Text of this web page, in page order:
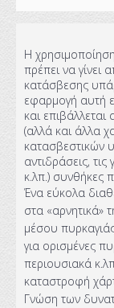
Η
πρέπει να γίνει
κατάσβεσης
εφαρμογή αυτή
και
(αλλά και άλλα
κατασβεστικών
αντιδράσεις, τις
κ.λπ.) συνθήκες
Ένα εύκολα
στα «αρνητικά»
μέσου
για ορισμένες
περιουσιακά
καταστροφή
Γνώση των